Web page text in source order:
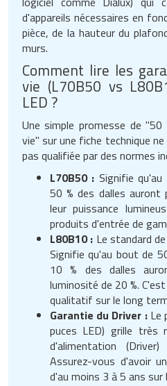
d'appareils nécessaires en
pièce, de la hauteur du
murs.
Comment lire les
vie (L70B50 vs
LED ?
Une simple promesse de
vie" sur une fiche technique
pas qualifiée par des normes
L70B50 : Signifie
50 % des dalles auront
leur puissance
produits d'entrée de
L80B10 : Le standard
Signifie qu'au bout de
10 % des dalles
luminosité de 20 %.
qualitatif sur le long
Garantie du Driver :Le
puces LED) grille
d'alimentation
Assurez-vous d'avoir
d'au moins 3 à 5 ans